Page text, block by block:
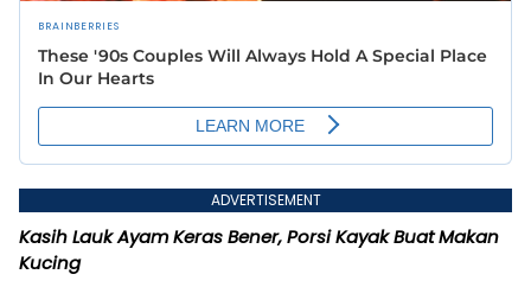
ADVERTISEMENT
Kasih Lauk Ayam Keras Bener, Porsi Kayak Buat Makan
Kucing